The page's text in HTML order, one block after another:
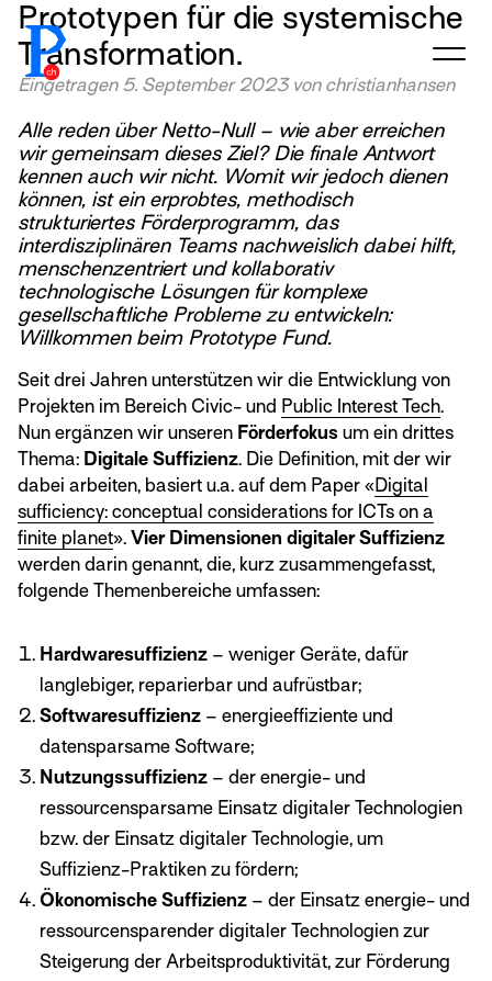
prototypefund.ch logo
Prototypen für die systemische
Transformation.
Eingetragen 5. September 2023 von christianhansen
Alle reden über Netto-Null – wie aber erreichen
wir gemeinsam dieses Ziel? Die finale Antwort
kennen auch wir nicht. Womit wir jedoch dienen
können, ist ein erprobtes, methodisch
strukturiertes Förderprogramm, das
interdisziplinären Teams nachweislich dabei hilft,
menschenzentriert und kollaborativ
technologische Lösungen für komplexe
gesellschaftliche Probleme zu entwickeln:
Willkommen beim Prototype Fund.
Seit drei Jahren unterstützen wir die Entwicklung von
Projekten im Bereich Civic- und Public Interest Tech.
Nun ergänzen wir unseren Förderfokus um ein drittes
Thema: Digitale Suffizienz. Die Definition, mit der wir
dabei arbeiten, basiert u.a. auf dem Paper «Digital
sufficiency: conceptual considerations for ICTs on a
finite planet».Vier Dimensionen digitaler Suffizienz
werden darin genannt, die, kurz zusammengefasst,
folgende Themenbereiche umfassen:
Hardwaresuffizienz – weniger Geräte, dafür
langlebiger, reparierbar und aufrüstbar;
Softwaresuffizienz – energieeffiziente und
datensparsame Software;
Nutzungssuffizienz – der energie- und
ressourcensparsame Einsatz digitaler Technologien
bzw. der Einsatz digitaler Technologie, um
Suffizienz-Praktiken zu fördern;
Ökonomische Suffizienz – der Einsatz energie- und
ressourcensparender digitaler Technologien zur
Steigerung der Arbeitsproduktivität, zur Förderung